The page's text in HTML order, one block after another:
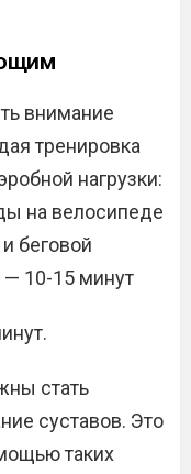
внимание
тренировка
нагрузки:
на велосипеде
беговой
10-15 минут
стать
суставов. Это
таких